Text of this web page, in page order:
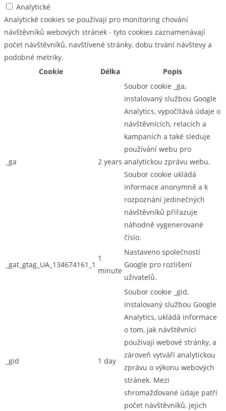
Analytické
Analytické cookies se používají pro monitoring chování
návštěvníků webových stránek - tyto cookies zaznamenávají
počet návštěvníků, navštívené stránky, dobu trvání návštevy a
podobné metriky.
Cookie
Délka Popis
_ga 2 years
Soubor cookie _ga,
instalovaný službou Google
Analytics, vypočítává údaje o
návštěvnících, relacích a
kampaních a také sleduje
používání webu pro
analytickou zprávu webu.
Soubor cookie ukládá
informace anonymně a k
rozpoznání jedinečných
návštěvníků přiřazuje
náhodně vygenerované
číslo.
_gat_gtag_UA_134674161_1
1
minute
Nastaveno společností
Google pro rozlišení
uživatelů.
_gid 1 day
Soubor cookie _gid,
instalovaný službou Google
Analytics, ukládá informace
o tom, jak návštěvníci
používají webové stránky, a
zároveň vytváří analytickou
zprávu o výkonu webových
stránek. Mezi
shromažďované údaje patří
počet návštěvníků, jejich